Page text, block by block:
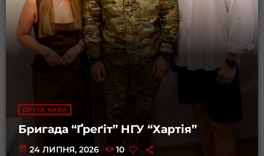
ДРУГА КАВА
Бригада “Ґреґіт” НГУ “Хартія”
today 24 ЛИПНЯ, 2026 10